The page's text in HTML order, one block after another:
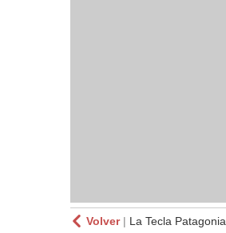
Volver| La Tecla Patagonia